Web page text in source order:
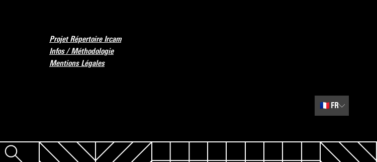
Projet Répertoire Ircam
Infos / Méthodologie
Mentions Légales
🇫🇷 FR